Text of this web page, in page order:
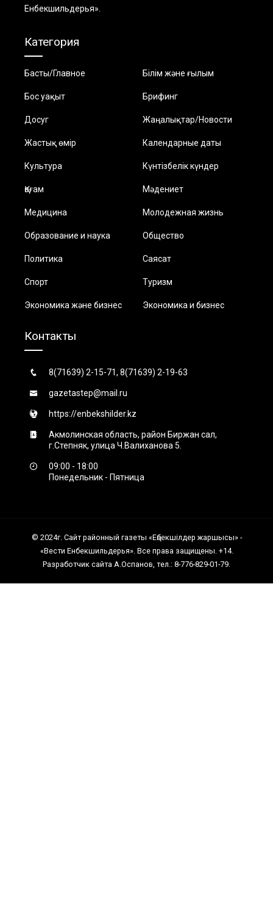
Енбекшильдерья».
Категория
Басты/Главное Білім және ғылым
Бос уақыт Брифинг
Досуг Жаңалықтар/Новости
Жастық өмір Календарные даты
Культура Күнтізбелік күндер
Қоғам Мәдениет
Медицина Молодежная жизнь
Образование и наука Общество
Политика Саясат
Спорт Туризм
Экономика және бизнес Экономика и бизнес
Контакты
8(71639) 2-15-71, 8(71639) 2-19-63
gazetastep@mail.ru
https://enbekshilder.kz
Акмолинская область, район Биржан сал,
г.Степняк, улица Ч.Валиханова 5.
09:00 - 18:00
Понедельник - Пятница
© 2024г. Сайт районный газеты «Еңбекшiлдер жаршысы» -
«Вести Енбекшильдерья». Все права защищены. +14.
Разработчик сайта А.Оспанов, тел.: 8-776-829-01-79.